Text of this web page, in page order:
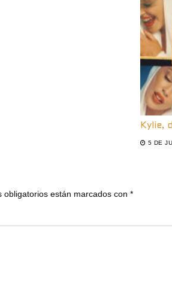
Kylie,
5 DE
obligatorios están marcados con *